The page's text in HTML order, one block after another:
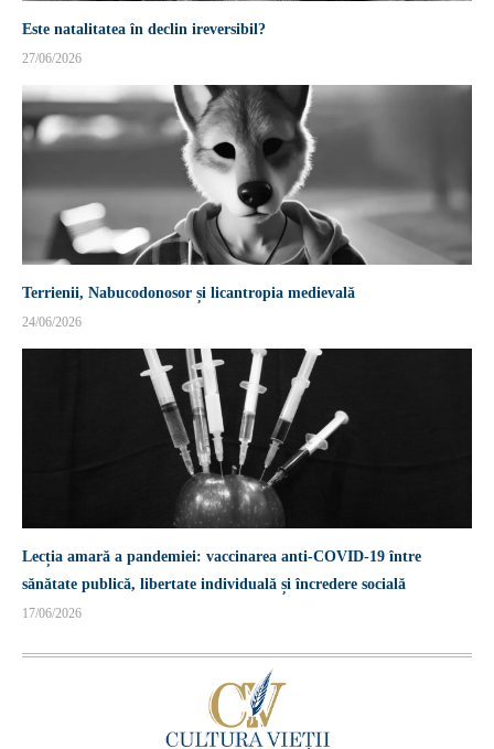
Este natalitatea în declin ireversibil?
27/06/2026
Terrienii, Nabucodonosor și licantropia medievală
24/06/2026
Lecția amară a pandemiei: vaccinarea anti-COVID-19 între
sănătate publică, libertate individuală și încredere socială
17/06/2026